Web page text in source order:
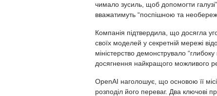
чимало зусиль, щоб допомогти
вважатимуть “поспішною та
Компанія підтвердила , що досягла
своїх моделей у секретній мережі
міністерство демонструвало
досягнення найкращого можливого
OpenAI наголошує, що основою її
розподіл його переваг. Два ключові